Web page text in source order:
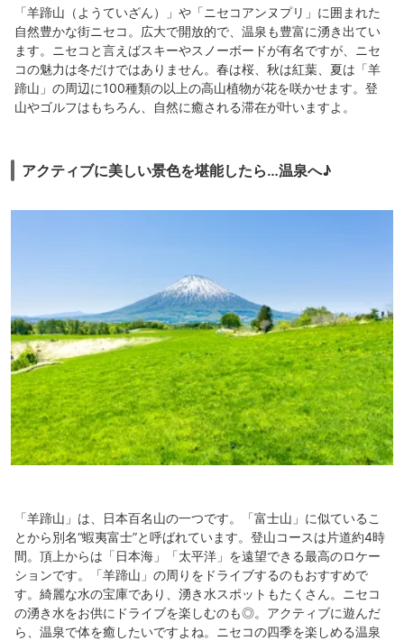
「羊蹄山（ようていざん）」や「ニセコアンヌプリ」に囲まれた
自然豊かな街ニセコ。広大で開放的で、温泉も豊富に湧き出てい
ます。ニセコと言えばスキーやスノーボードが有名ですが、ニセ
コの魅力は冬だけではありません。春は桜、秋は紅葉、夏は「羊
蹄山」の周辺に100種類の以上の高山植物が花を咲かせます。登
山やゴルフはもちろん、自然に癒される滞在が叶いますよ。
アクティブに美しい景色を堪能したら…温泉へ♪
「羊蹄山」は、日本百名山の一つです。「富士山」に似ているこ
とから別名“蝦夷富士”と呼ばれています。登山コースは片道約4時
間。頂上からは「日本海」「太平洋」を遠望できる最高のロケー
ションです。「羊蹄山」の周りをドライブするのもおすすめで
す。綺麗な水の宝庫であり、湧き水スポットもたくさん。ニセコ
の湧き水をお供にドライブを楽しむのも◎。アクティブに遊んだ
ら、温泉で体を癒したいですよね。ニセコの四季を楽しめる温泉